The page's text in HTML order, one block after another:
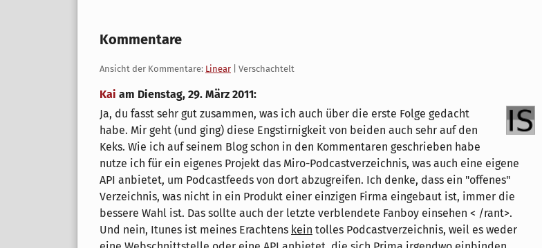
Kommentare
Ansicht der Kommentare: Linear | Verschachtelt
Kai am Dienstag, 29. März 2011:
Ja, du fasst sehr gut zusammen, was ich auch über die erste Folge gedacht
habe. Mir geht (und ging) diese Engstirnigkeit von beiden auch sehr auf den
Keks. Wie ich auf seinem Blog schon in den Kommentaren geschrieben habe
nutze ich für ein eigenes Projekt das Miro-Podcastverzeichnis, was auch eine eigene
API anbietet, um Podcastfeeds von dort abzugreifen. Ich denke, dass ein "offenes"
Verzeichnis, was nicht in ein Produkt einer einzigen Firma eingebaut ist, immer die
bessere Wahl ist. Das sollte auch der letzte verblendete Fanboy einsehen < /rant>.
Und nein, Itunes ist meines Erachtens kein tolles Podcastverzeichnis, weil es weder